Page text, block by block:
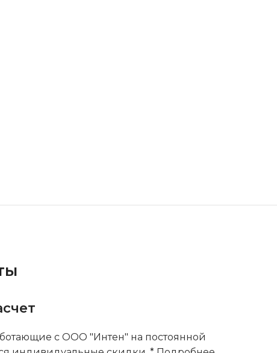
с ООО "Интен" на постоянной